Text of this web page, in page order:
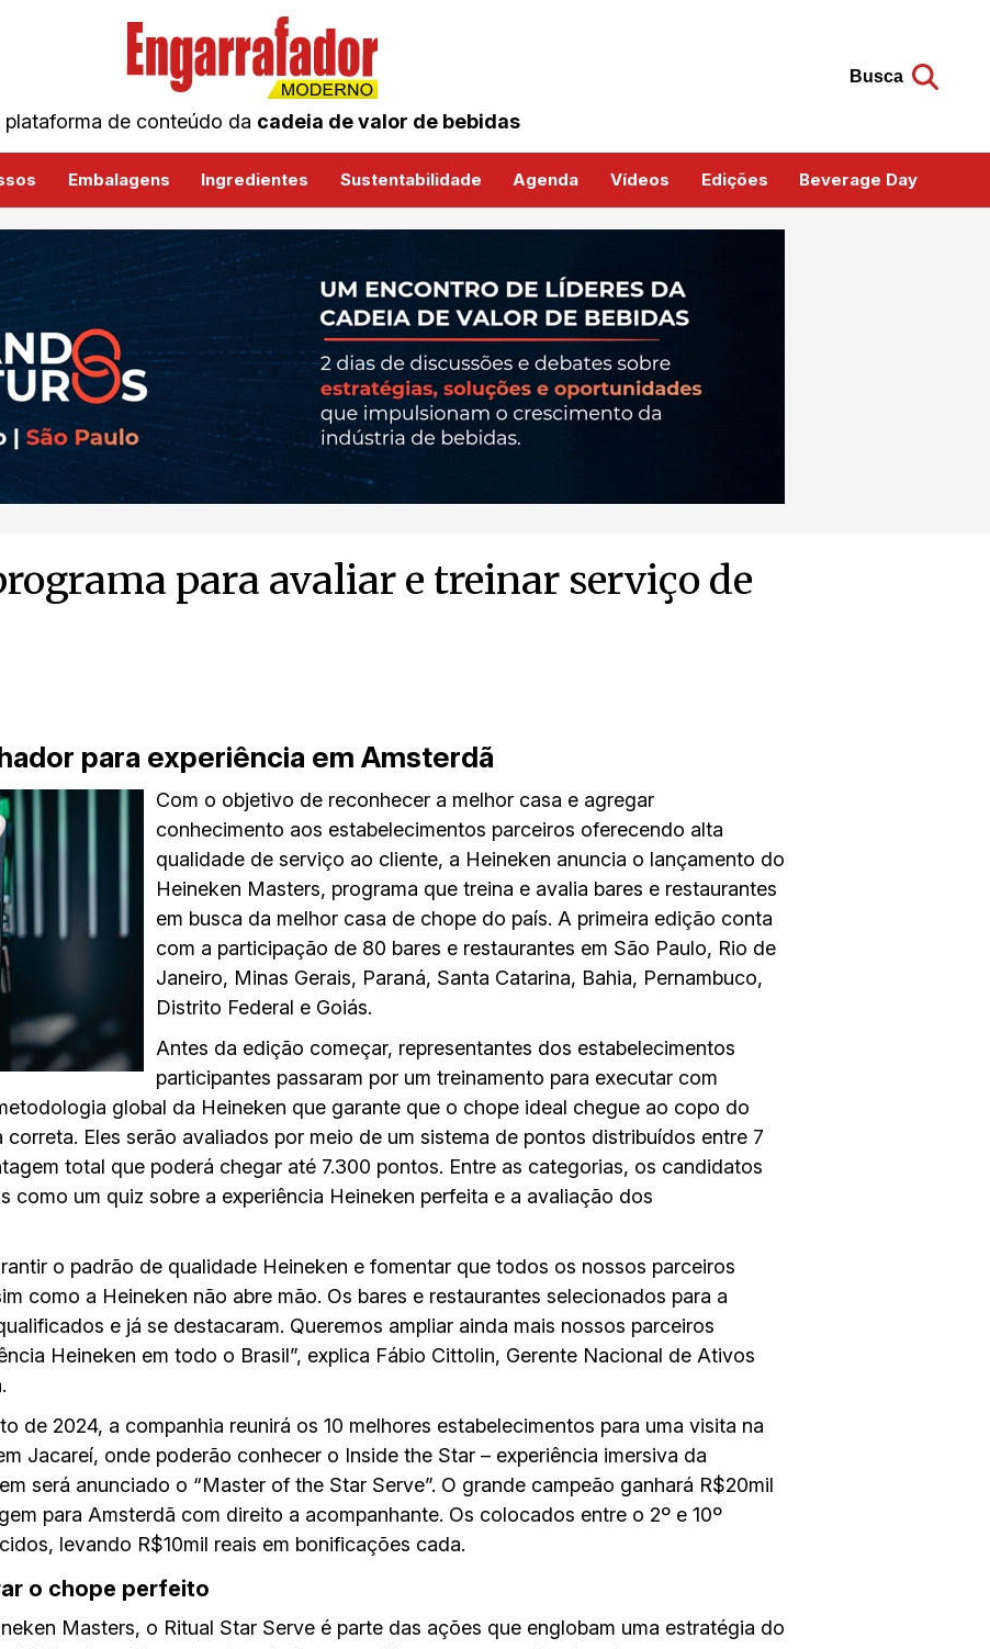
plataforma de conteúdo da cadeia de valor de bebidas
Busca
Embalagens Ingredientes Sustentabilidade Agenda Vídeos Edições Beverage Day
para avaliar e treinar serviço de
para experiência em Amsterdã
Com o objetivo de reconhecer a melhor casa e agregar
conhecimento aos estabelecimentos parceiros oferecendo alta
qualidade de serviço ao cliente, a Heineken anuncia o lançamento do
Heineken Masters, programa que treina e avalia bares e restaurantes
em busca da melhor casa de chope do país. A primeira edição conta
com a participação de 80 bares e restaurantes em São Paulo, Rio de
Janeiro, Minas Gerais, Paraná, Santa Catarina, Bahia, Pernambuco,
Distrito Federal e Goiás.
Antes da edição começar, representantes dos estabelecimentos
participantes passaram por um treinamento para executar com
global da Heineken que garante que o chope ideal chegue ao copo do
correta. Eles serão avaliados por meio de um sistema de pontos distribuídos entre 7
total que poderá chegar até 7.300 pontos. Entre as categorias, os candidatos
como um quiz sobre a experiência Heineken perfeita e a avaliação dos
o padrão de qualidade Heineken e fomentar que todos os nossos parceiros
como a Heineken não abre mão. Os bares e restaurantes selecionados para a
e já se destacaram. Queremos ampliar ainda mais nossos parceiros
Heineken em todo o Brasil”, explica Fábio Cittolin, Gerente Nacional de Ativos
de 2024, a companhia reunirá os 10 melhores estabelecimentos para uma visita na
Jacareí, onde poderão conhecer o Inside the Star – experiência imersiva da
será anunciado o “Master of the Star Serve”. O grande campeão ganhará R$20mil
para Amsterdã com direito a acompanhante. Os colocados entre o 2º e 10º
levando R$10mil reais em bonificações cada.
o chope perfeito
Masters, o Ritual Star Serve é parte das ações que englobam uma estratégia do